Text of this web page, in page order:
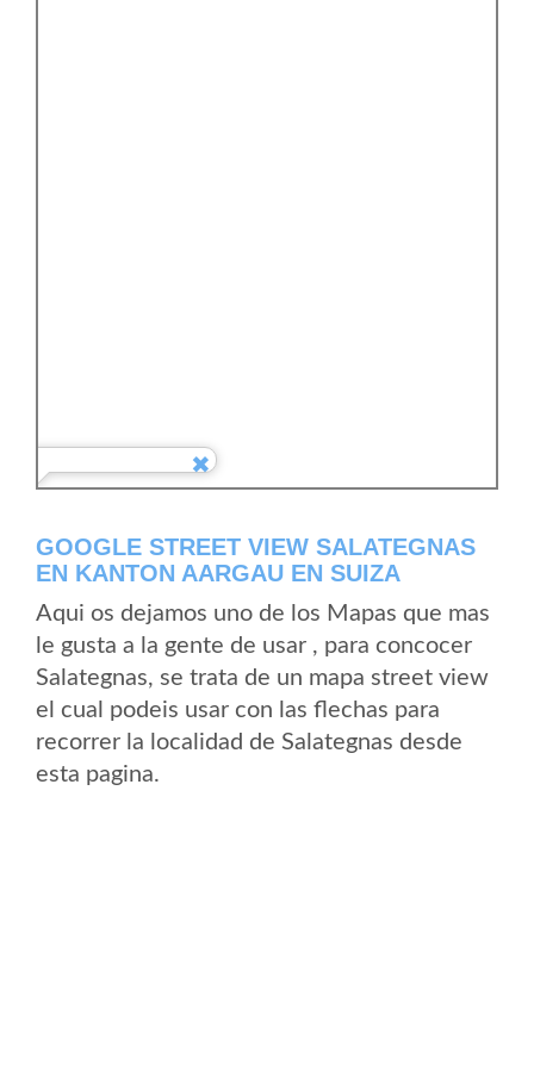
GOOGLE STREET VIEW SALATEGNAS
EN KANTON AARGAU EN SUIZA
Aqui os dejamos uno de los Mapas que mas
le gusta a la gente de usar , para concocer
Salategnas, se trata de un mapa street view
el cual podeis usar con las flechas para
recorrer la localidad de Salategnas desde
esta pagina.